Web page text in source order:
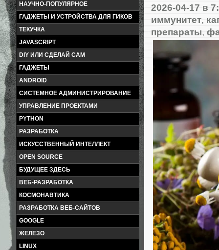
НАУЧНО-ПОПУЛЯРНОЕ
ГАДЖЕТЫ И УСТРОЙСТВА ДЛЯ ГИКОВ
ТЕКУЧКА
JAVASCRIPT
DIY ИЛИ СДЕЛАЙ САМ
ГАДЖЕТЫ
ANDROID
СИСТЕМНОЕ АДМИНИСТРИРОВАНИЕ
УПРАВЛЕНИЕ ПРОЕКТАМИ
PYTHON
РАЗРАБОТКА
ИСКУССТВЕННЫЙ ИНТЕЛЛЕКТ
OPEN SOURCE
БУДУЩЕЕ ЗДЕСЬ
ВЕБ-РАЗРАБОТКА
КОСМОНАВТИКА
РАЗРАБОТКА ВЕБ-САЙТОВ
GOOGLE
ЖЕЛЕЗО
LINUX
2026-04-17 в
иммунитет,
препараты,